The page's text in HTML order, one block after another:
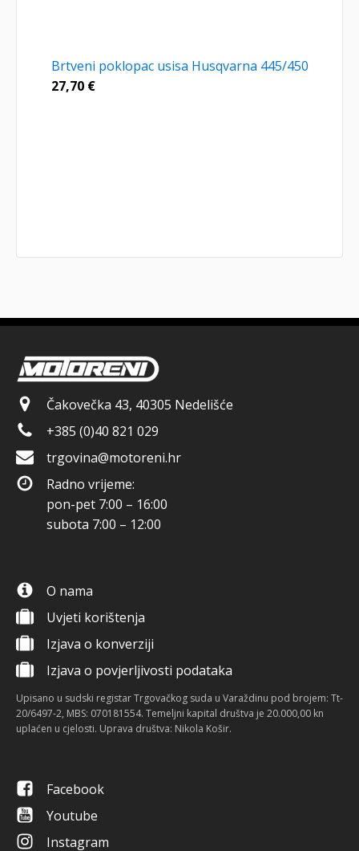
Brtveni poklopac usisa Husqvarna 445/450
27,70 €
Čakovečka 43, 40305 Nedelišće
+385 (0)40 821 029
trgovina@motoreni.hr
Radno vrijeme:
pon-pet 7:00 – 16:00
subota 7:00 – 12:00
O nama
Uvjeti korištenja
Izjava o konverziji
Izjava o povjerljivosti podataka
Upisano u sudski registar Trgovačkog suda u Varaždinu pod brojem: Tt-
20/6497-2, MBS: 070181554. Temeljni kapital društva je 20.000,00 kn
uplaćen u cjelosti. Uprava društva: Nikola Košir.
Facebook
Youtube
Instagram